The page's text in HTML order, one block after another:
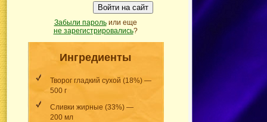
Войти на сайт
Забыли парольили еще
не зарегистрировались?
Ингредиенты
Творог гладкий сухой (18%) —
500 г
Сливки жирные (33%) —
200 мл